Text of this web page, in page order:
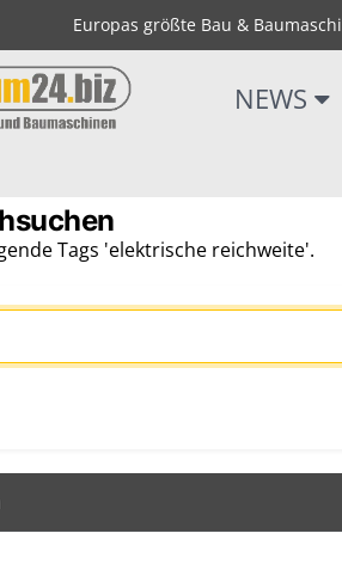
Europas größte Bau &
NEWS
Tags 'elektrische reichweite'.